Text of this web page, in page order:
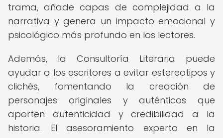
trama, añade capas de complejidad a la
narrativa y genera un impacto emocional y
psicológico más profundo en los lectores.
Además, la Consultoría Literaria puede
ayudar a los escritores a evitar estereotipos y
clichés, fomentando la creación de
personajes originales y auténticos que
aporten autenticidad y credibilidad a la
historia. El asesoramiento experto en la